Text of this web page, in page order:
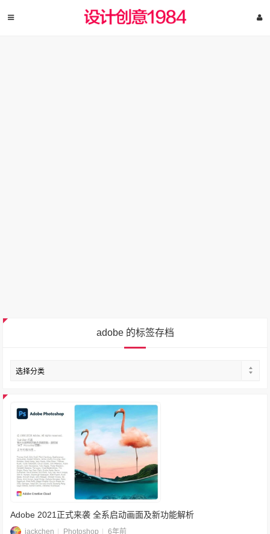
adobe 的标签存档
Adobe 2021正式来袭 全系启动画面及新功能解析
jackchen Photoshop
6年前